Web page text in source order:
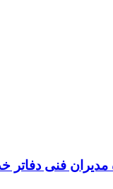
مدیران فنی دفاتر